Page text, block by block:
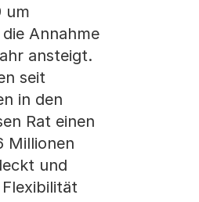
um
Annahme
ansteigt.
seit
in den
Rat einen
Millionen
und